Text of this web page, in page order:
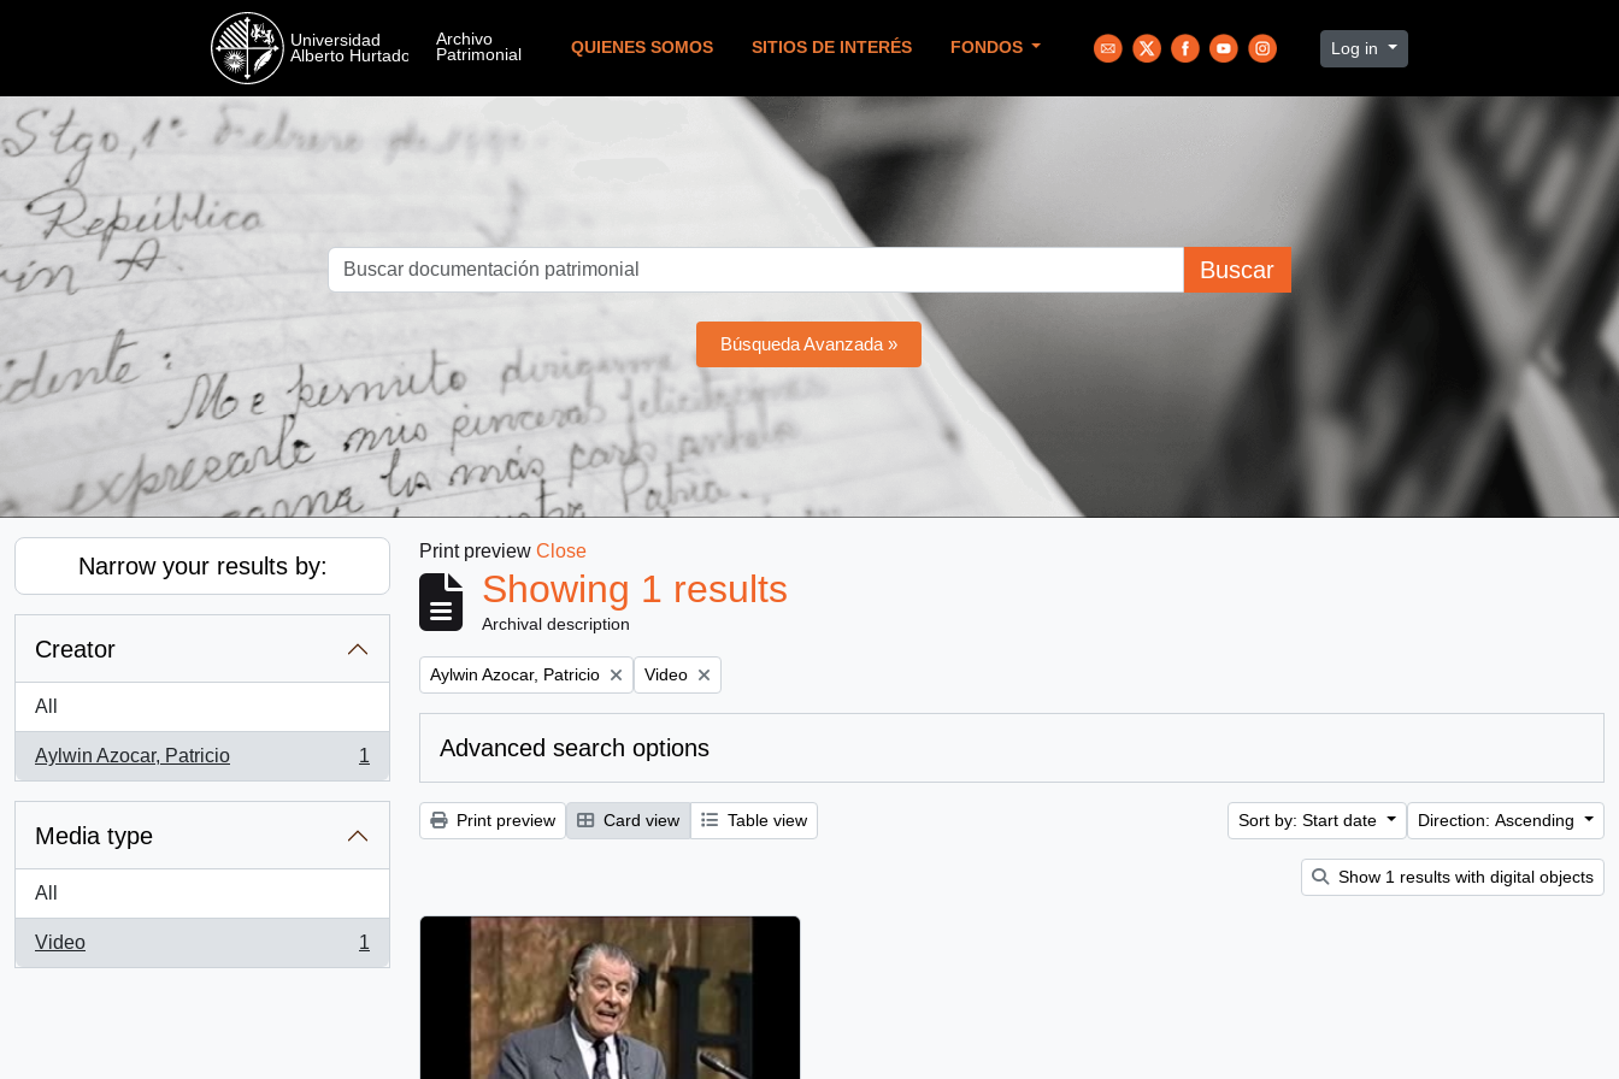
QUIENES SOMOS SITIOS DE INTERÉS FONDOS Log in
Buscar
Búsqueda Avanzada »
Narrow your results by:
Creator
All
Aylwin Azocar, Patricio
, 1 results
1
Media type
All
Video
, 1 results
1
Print preview Close
Showing 1 results
Archival description
Remove filter:
Aylwin Azocar, Patricio Remove filter:
Video
Advanced search options
Print preview Card view Table view Sort by: Start date Direction: Ascending
Show 1 results with digital objects